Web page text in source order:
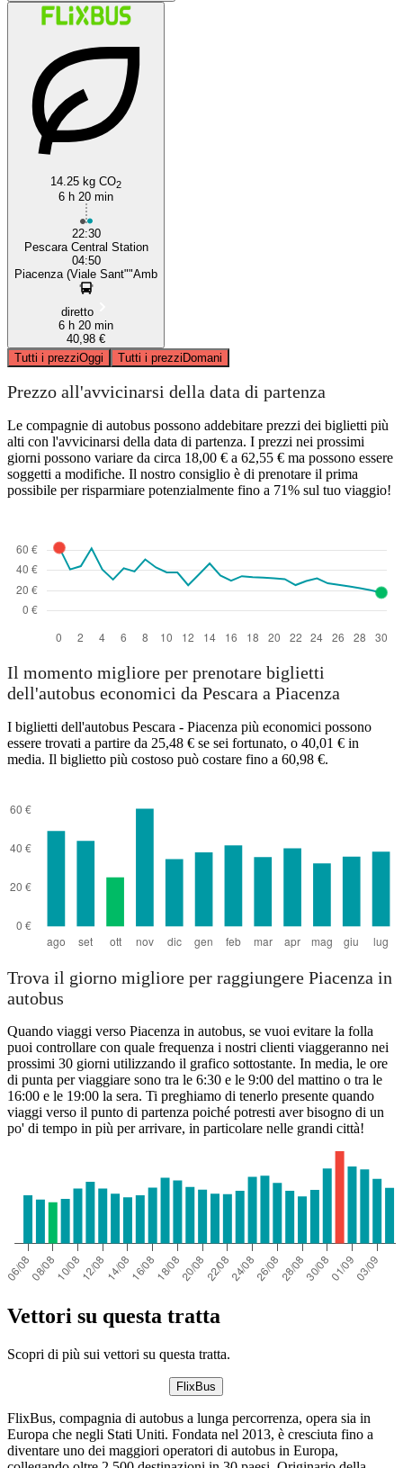
14.25 kg CO2
6 h 20 min
22:30
Pescara Central Station
04:50
Piacenza (Viale Sant""Amb
diretto
6 h 20 min
40,98 €
Tutti i prezziOggi Tutti i prezziDomani
Prezzo all'avvicinarsi della data di partenza
Le compagnie di autobus possono addebitare prezzi dei biglietti più
alti con l'avvicinarsi della data di partenza. I prezzi nei prossimi
giorni possono variare da circa 18,00 € a 62,55 € ma possono essere
soggetti a modifiche. Il nostro consiglio è di prenotare il prima
possibile per risparmiare potenzialmente fino a 71% sul tuo viaggio!
Il momento migliore per prenotare biglietti
dell'autobus economici da Pescara a Piacenza
I biglietti dell'autobus Pescara - Piacenza più economici possono
essere trovati a partire da 25,48 € se sei fortunato, o 40,01 € in
media. Il biglietto più costoso può costare fino a 60,98 €.
Trova il giorno migliore per raggiungere Piacenza in
autobus
Quando viaggi verso Piacenza in autobus, se vuoi evitare la folla
puoi controllare con quale frequenza i nostri clienti viaggeranno nei
prossimi 30 giorni utilizzando il grafico sottostante. In media, le ore
di punta per viaggiare sono tra le 6:30 e le 9:00 del mattino o tra le
16:00 e le 19:00 la sera. Ti preghiamo di tenerlo presente quando
viaggi verso il punto di partenza poiché potresti aver bisogno di un
po' di tempo in più per arrivare, in particolare nelle grandi città!
Vettori su questa tratta
Scopri di più sui vettori su questa tratta.
FlixBus
FlixBus, compagnia di autobus a lunga percorrenza, opera sia in
Europa che negli Stati Uniti. Fondata nel 2013, è cresciuta fino a
diventare uno dei maggiori operatori di autobus in Europa,